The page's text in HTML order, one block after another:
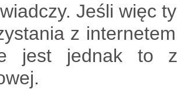
Jeśli więc
z
jest jednak to